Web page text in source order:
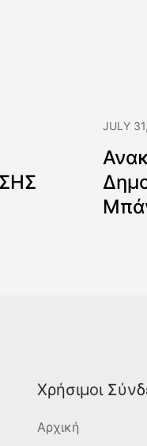
JULY
Χρήσιμοι
Αρχική